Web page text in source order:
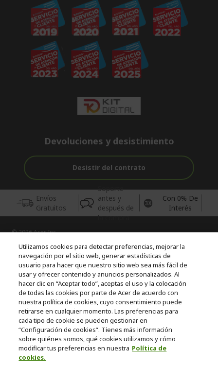
Devoluciones y desistimiento
Desistir del contrato
Envíos
Gratuitos
Soporte
antes y
después de
la compra
Con 0% De
Interés
© 2026 Acer Inc.
CPYou BV es el vendedor y distribuidor autorizado de los
productos y servicios ofrecidos en esta tienda.
Incluida la aportación para la gestión de RAEES, según RD.
110/2015, inscrita en el RII-AEE Nº 7573; de pilas y baterías, según
RD. 106/2008, inscrita en el RII-PYA Nº 2180. Adherida a los
sistemas integrales de gestión de ecopilas y ecoembes.
Utilizamos cookies para detectar preferencias, mejorar la
navegación por el sitio web, generar estadísticas de
usuario para hacer que nuestro sitio web sea más fácil de
usar y ofrecer contenido y anuncios personalizados. Al
hacer clic en “Aceptar todo”, aceptas el uso y la colocación
de todas las cookies por parte de Acer de acuerdo con
nuestra política de cookies, cuyo consentimiento puede
retirarse en cualquier momento. Las preferencias para
cada tipo de cookie se pueden gestionar en
“Configuración de cookies”. Tienes más información
sobre quiénes somos, qué cookies utilizamos y cómo
modificar tus preferencias en nuestra Política de
cookies.